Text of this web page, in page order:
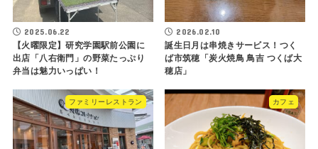
2025.06.22
【火曜限定】研究学園駅前公園に
出店「八右衛門」の野菜たっぷり
弁当は魅力いっぱい！
2026.02.10
誕生日月は串焼きサービス！つく
ば市筑穂「炭火焼鳥 鳥吉 つくば大
穂店」
ファミリーレストラン カフェ